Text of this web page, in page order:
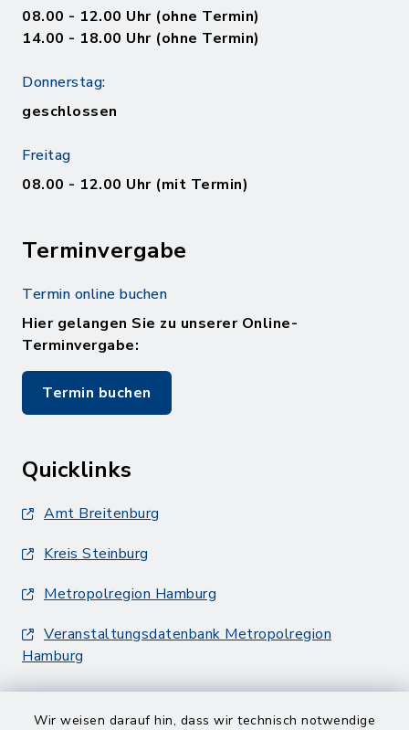
Wir weisen darauf hin, dass wir technisch notwendige
08.00 - 12.00 Uhr (ohne Termin)
14.00 - 18.00 Uhr (ohne Termin)
Donnerstag:
geschlossen
Freitag
08.00 - 12.00 Uhr (mit Termin)
Terminvergabe
Termin online buchen
Hier gelangen Sie zu unserer Online-
Terminvergabe:
Termin buchen
Quicklinks
Amt Breitenburg
Kreis Steinburg
Metropolregion Hamburg
Veranstaltungsdatenbank Metropolregion
Hamburg